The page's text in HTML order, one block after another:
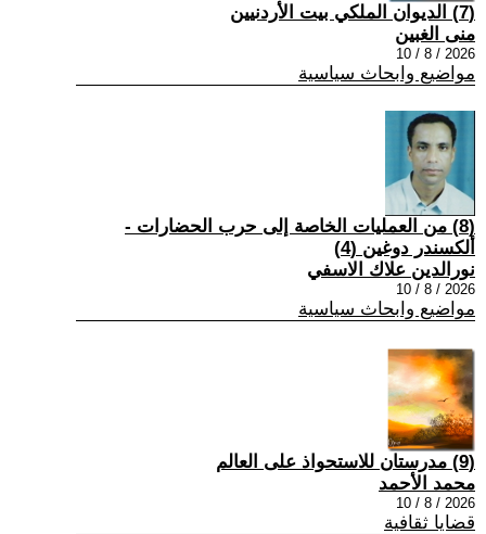
(7) الديوان الملكي بيت الأردنيين
منى الغبين
2026 / 8 / 10
مواضيع وابحاث سياسية
(8) من العمليات الخاصة إلى حرب الحضارات -
ألكسندر دوغين (4)
نورالدين علاك الاسفي
2026 / 8 / 10
مواضيع وابحاث سياسية
(9) مدرستان للاستحواذ على العالم
محمد الأحمد
2026 / 8 / 10
قضايا ثقافية